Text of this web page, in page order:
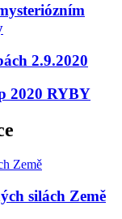
2.9.2020
2020 RYBY
silách Země